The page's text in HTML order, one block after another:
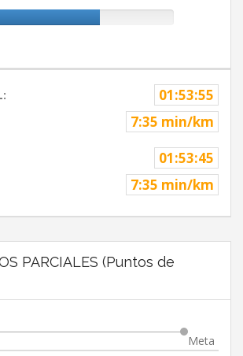
01:53:55
7:35 min/km
01:53:45
7:35 min/km
PARCIALES (Puntos de
Meta